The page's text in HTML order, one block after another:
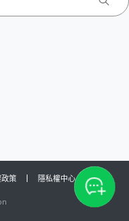
策 隱私權中心